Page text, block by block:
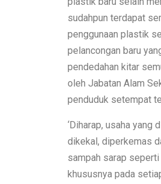
sudahpun terdapat
penggunaan plastik
pelancongan baru
pendedahan kitar
oleh Jabatan Alam
penduduk setempat
‘Diharap, usaha
dikekal, diperkemas
sampah sarap
khususnya pada